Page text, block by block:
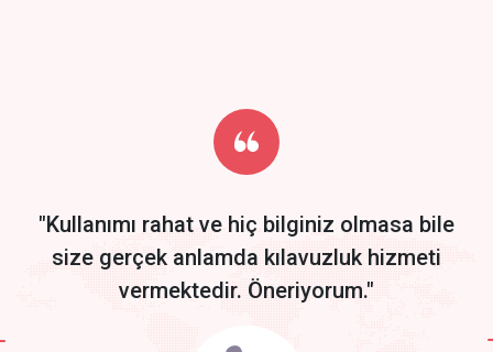
Start by trying our service for 30 days free trial no credit card
required.
"Kullanımı rahat ve hiç bilginiz olmasa bile
size gerçek anlamda kılavuzluk hizmeti
vermektedir. Öneriyorum."